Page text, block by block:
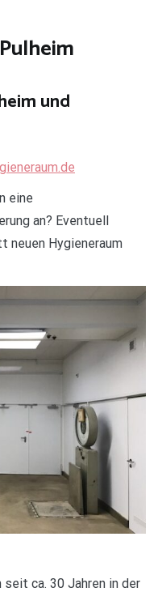
und
eine
an? Eventuell
neuen Hygieneraum
ca. 30 Jahren in der